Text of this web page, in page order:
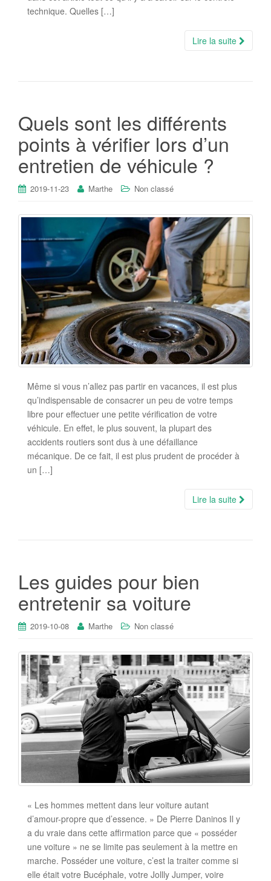
technique. Quelles […]
Lire la suite
Quels sont les différents
points à vérifier lors d’un
entretien de véhicule ?
2019-11-23 Marthe Non classé
Même si vous n’allez pas partir en vacances, il est plus
qu’indispensable de consacrer un peu de votre temps
libre pour effectuer une petite vérification de votre
véhicule. En effet, le plus souvent, la plupart des
accidents routiers sont dus à une défaillance
mécanique. De ce fait, il est plus prudent de procéder à
un […]
Lire la suite
Les guides pour bien
entretenir sa voiture
2019-10-08 Marthe Non classé
« Les hommes mettent dans leur voiture autant
d’amour-propre que d’essence. » De Pierre Daninos Il y
a du vraie dans cette affirmation parce que « posséder
une voiture » ne se limite pas seulement à la mettre en
marche. Posséder une voiture, c’est la traiter comme si
elle était votre Bucéphale, votre Jollly Jumper, voire